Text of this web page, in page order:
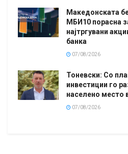
Македонската
МБИ10 порасна
најтргувани
банка
07/08/2026
Тоневски: Со
инвестиции го
населено место
07/08/2026